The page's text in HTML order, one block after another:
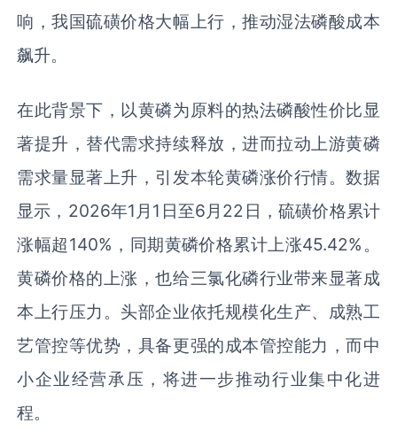
响，我国硫磺价格大幅上行，推动湿法磷酸成本
飙升。
在此背景下，以黄磷为原料的热法磷酸性价比显
著提升，替代需求持续释放，进而拉动上游黄磷
需求量显著上升，引发本轮黄磷涨价行情。数据
显示，2026年1月1日至6月22日，硫磺价格累计
涨幅超140%，同期黄磷价格累计上涨45.42%。
黄磷价格的上涨，也给三氯化磷行业带来显著成
本上行压力。头部企业依托规模化生产、成熟工
艺管控等优势，具备更强的成本管控能力，而中
小企业经营承压，将进一步推动行业集中化进
程。